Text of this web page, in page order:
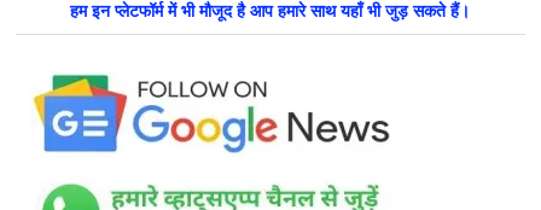
हम इन प्लेटफॉर्म में भी मौजूद है आप हमारे साथ यहाँ भी जुड़ सकते हैं।